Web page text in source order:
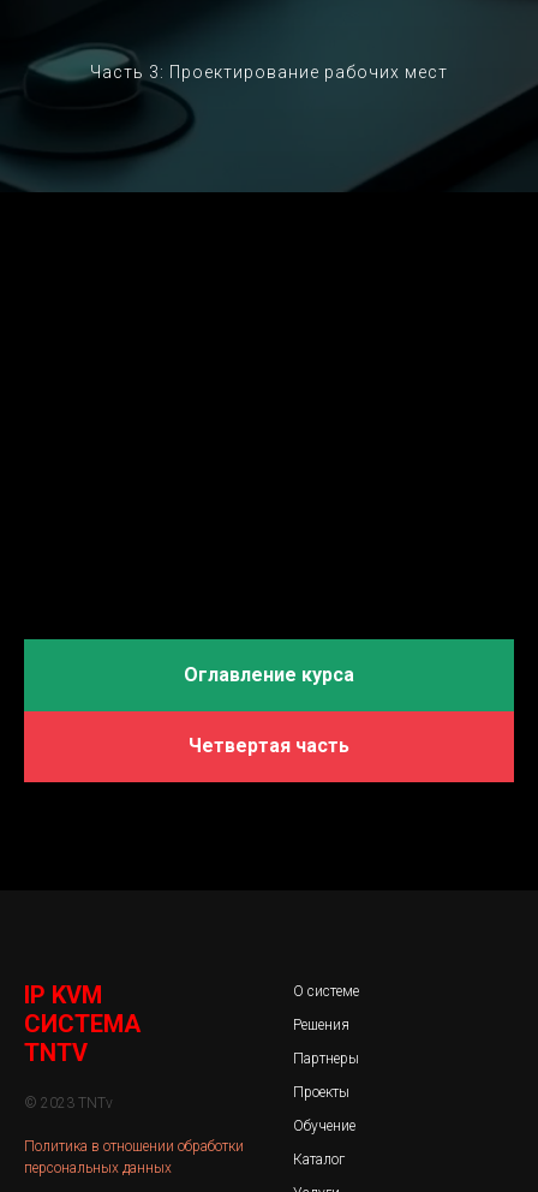
Часть 3: Проектирование рабочих мест
Оглавление курса
Четвертая часть
IP KVM
СИСТЕМА
TNTV
© 2023 TNTv
Политика в отношении обработки
персональных данных
О системе
Решения
Партнеры
Проекты
Обучение
Каталог